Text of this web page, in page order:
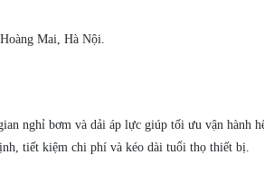
Mai, Hà Nội.
nghỉ bơm và dải áp lực giúp tối ưu vận hành
tiết kiệm chi phí và kéo dài tuổi thọ thiết bị.